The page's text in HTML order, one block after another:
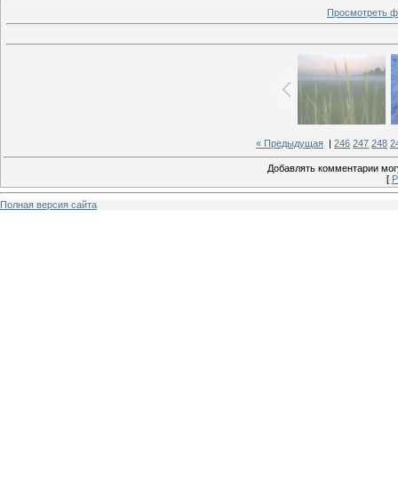
Просмотреть
« Предыдущая 246 247 248
Добавлять комментарии
[
Полная версия сайта